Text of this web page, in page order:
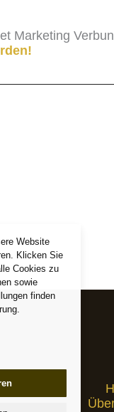
Marketing
Website
Klicken Sie
Cookies zu
sowie
finden